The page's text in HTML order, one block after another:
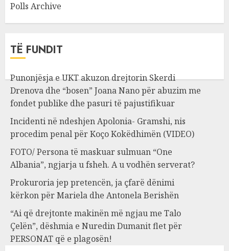
Polls Archive
TË FUNDIT
Punonjësja e UKT akuzon drejtorin Skerdi
Drenova dhe “bosen” Joana Nano për abuzim me
fondet publike dhe pasuri të pajustifikuar
Incidenti në ndeshjen Apolonia- Gramshi, nis
procedim penal për Koço Kokëdhimën (VIDEO)
FOTO/ Persona të maskuar sulmuan “One
Albania”, ngjarja u fsheh. A u vodhën serverat?
Prokuroria jep pretencën, ja çfarë dënimi
kërkon për Mariela dhe Antonela Berishën
“Ai që drejtonte makinën më ngjau me Talo
Çelën”, dëshmia e Nuredin Dumanit flet për
PERSONAT që e plagosën!